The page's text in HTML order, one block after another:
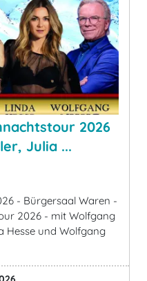
2026
Julia ...
- Bürgersaal Waren -
2026 - mit Wolfgang
Hesse und Wolfgang